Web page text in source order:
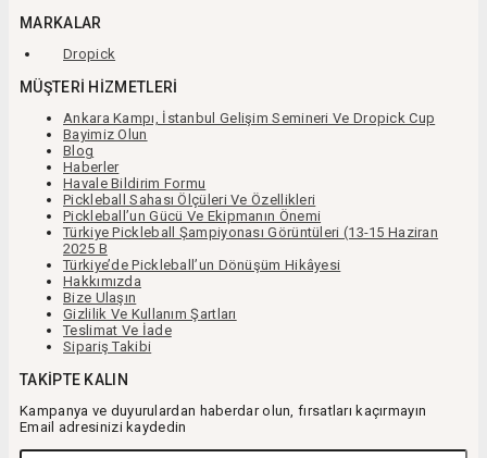
MARKALAR
Dropick
MÜŞTERI HIZMETLERI
Ankara Kampı, İstanbul Gelişim Semineri Ve Dropick Cup
Bayimiz Olun
Blog
Haberler
Havale Bildirim Formu
Pickleball Sahası Ölçüleri Ve Özellikleri
Pickleball’un Gücü Ve Ekipmanın Önemi
Türkiye Pickleball Şampiyonası Görüntüleri (13-15 Haziran
2025 B
Türkiye’de Pickleball’un Dönüşüm Hikâyesi
Hakkımızda
Bize Ulaşın
Gizlilik Ve Kullanım Şartları
Teslimat Ve İade
Sipariş Takibi
TAKIPTE KALIN
Kampanya ve duyurulardan haberdar olun, fırsatları kaçırmayın
Email adresinizi kaydedin